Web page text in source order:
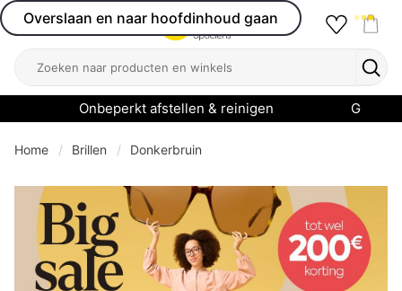
Overslaan en naar hoofdinhoud gaan
Open menu
Zoeken
Onbeperkt afstellen & reinigen
menu
Home Brillen Donkerbruin